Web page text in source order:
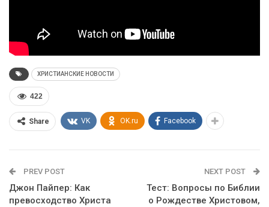
ХРИСТИАНСКИЕ НОВОСТИ
422
Share VK OK.ru Facebook
PREV POST
Джон Пайпер: Как
превосходство Христа
NEXT POST
Тест: Вопросы по Библии
о Рождестве Христовом,